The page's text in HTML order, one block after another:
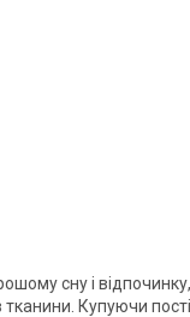
сну і
Купуючи